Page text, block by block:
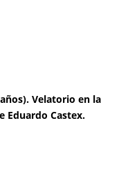
Velatorio en la
Eduardo Castex.